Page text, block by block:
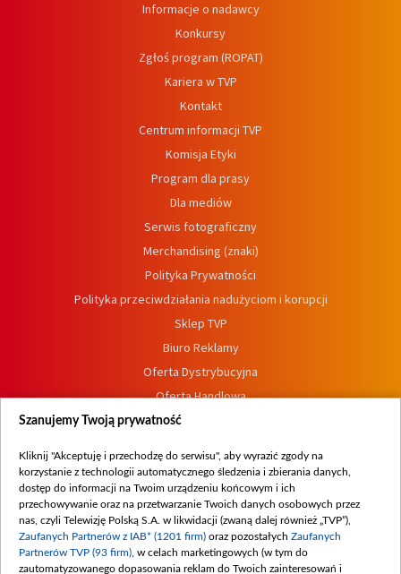
Informacje o nadawcy
Konkursy
Zgłoś program (ROPAT)
Kariera w TVP
Kontakt
Centrum informacji TVP
Komisja Etyki
Program dla prasy
Dla mediów
Serwis fotograficzny
Merchandising (znaki)
Polityka Prywatności
Polityka przeciwdziałania nadużyciom i korupcji
Sklep TVP
Biuro Reklamy
Oferta Dystrybucyjna
Oferta Handlowa
Dostępność
Procedura zgłoszeń wewnętrznych
Szanujemy Twoją prywatność
Kliknij "Akceptuję i przechodzę do serwisu", aby wyrazić zgody na
korzystanie z technologii automatycznego śledzenia i zbierania danych,
dostęp do informacji na Twoim urządzeniu końcowym i ich
przechowywanie oraz na przetwarzanie Twoich danych osobowych przez
nas, czyli Telewizję Polską S.A. w likwidacji (zwaną dalej również „TVP”),
Zaufanych Partnerów z IAB* (1201 firm) oraz pozostałych Zaufanych
Partnerów TVP (93 firm) , w celach marketingowych (w tym do
zautomatyzowanego dopasowania reklam do Twoich zainteresowań i